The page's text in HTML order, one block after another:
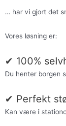
… har vi gjort det
Vores løsning er:
✔ 100%
Du henter borgen
✔ Perfekt
Kan være i